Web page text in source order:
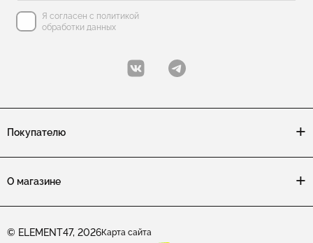
Я согласен с политикой
обработки данных
Покупателю
О магазине
© ELEMENT47, 2026Карта сайта